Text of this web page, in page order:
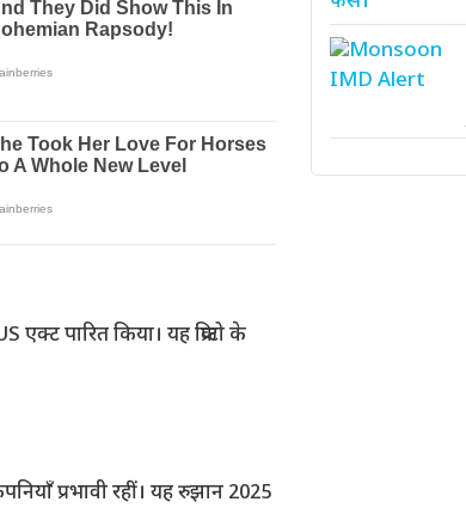
पारित किया। यह क्रिप्टो के
प्रभावी रहीं। यह रुझान 2025